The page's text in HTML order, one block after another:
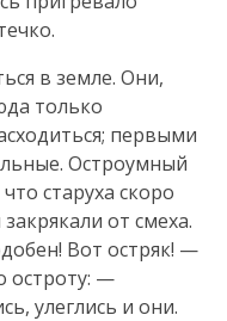
в земле. Они,
только
первыми
Остроумный
старуха скоро
от смеха.
Вот остряк! —
остроту: —
улеглись и они.